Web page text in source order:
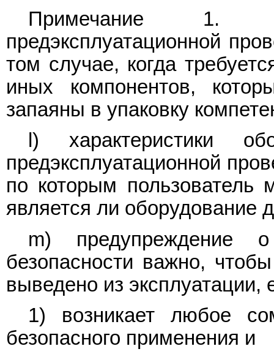
Примечание 1.
предэксплуатационной
том случае, когда
иных компонентов,
запаяны в упаковку
l) характеристики
предэксплуатационной
по которым
является ли оборудование
m) предупреждение
безопасности важно,
выведено из эксплуатации,
1) возникает любое
безопасного применения и